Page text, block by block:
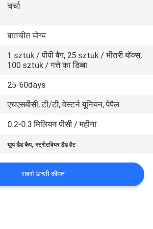
चर्चा
बातचीत योग्य
1 sztuk / पीपी बैग, 25 sztuk / भीतरी बॉक्स,
100 sztuk / गत्ते का डिब्बा
25-60days
एचएसबीसी, टी/टी, वेस्टर्न यूनियन, पेपैल
0.2-0.3 मिलियन पीसी / महीना
यूथ डैड कैप,स्ट्रीटवियर डैड हैट
सबसे अच्छी कीमत